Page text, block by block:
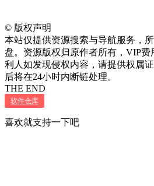
© 版权声明
本站仅提供资源搜索与导航服务，
盘。资源版权归原作者所有，VIP
利人如发现侵权内容，请提供权属
后将在24小时内断链处理。
THE END
软件仓库
喜欢就支持一下吧